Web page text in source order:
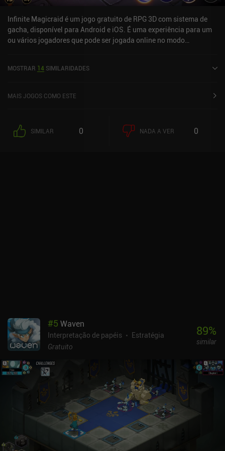
Infinite Magicraid é um jogo gratuito de RPG 3D com sistema de
gacha, disponível para Android e iOS. É uma experiência para um
ou vários jogadores que pode ser jogada online no modo
na App Store do iOS.
MOSTRAR 14 SIMILARIDADES
MAIS JOGOS COMO ESTE
SIMILAR 0 NADA A VER 0
#5 Waven
Interpretação de papéis
Estratégia
Gratuito
89%
similar